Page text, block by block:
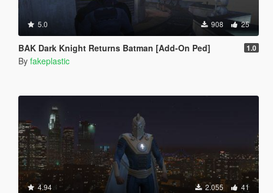
5.0 908 25
BAK Dark Knight Returns Batman [Add-On Ped] 1.0
By fakeplastic
4.94 2.055 41